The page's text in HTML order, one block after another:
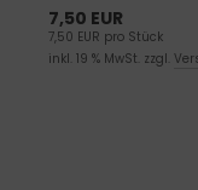
7,50 EUR
7,50 EUR pro Stück
inkl. 19 % MwSt. zzgl.